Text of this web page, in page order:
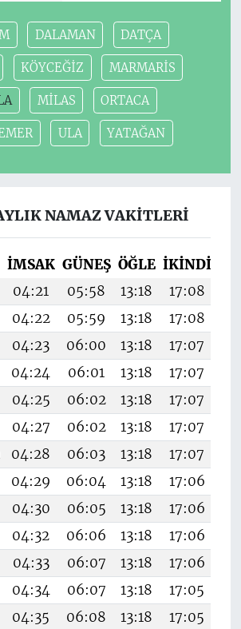
DALAMAN DATÇA
KÖYCEĞİZ MARMARİS
MİLAS ORTACA
ULA YATAĞAN
NAMAZ VAKITLERI
İMSAK GÜNEŞ ÖĞLE İKINDI
04:21 05:58 13:18 17:08
04:22 05:59 13:18 17:08
04:23 06:00 13:18 17:07
04:24 06:01 13:18 17:07
04:25 06:02 13:18 17:07
04:27 06:02 13:18 17:07
04:28 06:03 13:18 17:07
04:29 06:04 13:18 17:06
04:30 06:05 13:18 17:06
04:32 06:06 13:18 17:06
04:33 06:07 13:18 17:06
04:34 06:07 13:18 17:05
04:35 06:08 13:18 17:05